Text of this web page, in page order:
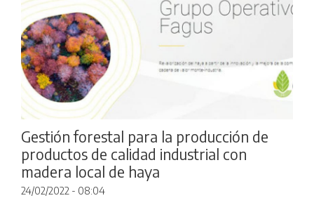
Gestión forestal para la producción de
productos de calidad industrial con
madera local de haya
24/02/2022 - 08:04